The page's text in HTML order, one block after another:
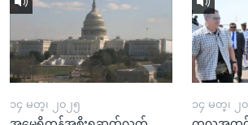
၁၄ မတ္၊ ၂၀၂၅ ၁၄ မတ္၊ ၂